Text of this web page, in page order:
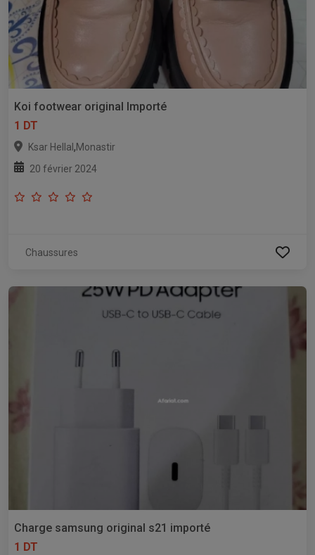
Koi footwear original lmporté
1 DT
Ksar Hellal ,Monastir
20 février 2024
Chaussures
Charge samsung original s21 importé
1 DT